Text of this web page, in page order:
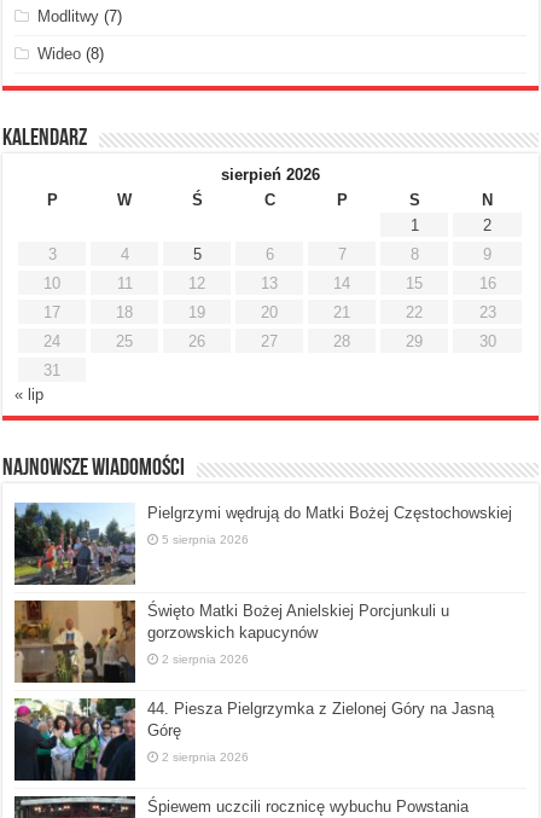
Modlitwy (7)
Wideo (8)
Kalendarz
sierpień 2026
P
W Ś C P S
N
1
2
3
4 5 6 7 8
9
10
11 12 13 14 15
16
17
18 19 20 21 22
23
24
25 26 27 28 29
30
31
« lip
Najnowsze Wiadomości
Pielgrzymi wędrują do Matki Bożej Częstochowskiej
5 sierpnia 2026
Święto Matki Bożej Anielskiej Porcjunkuli u
gorzowskich kapucynów
2 sierpnia 2026
44. Piesza Pielgrzymka z Zielonej Góry na Jasną
Górę
2 sierpnia 2026
Śpiewem uczcili rocznicę wybuchu Powstania